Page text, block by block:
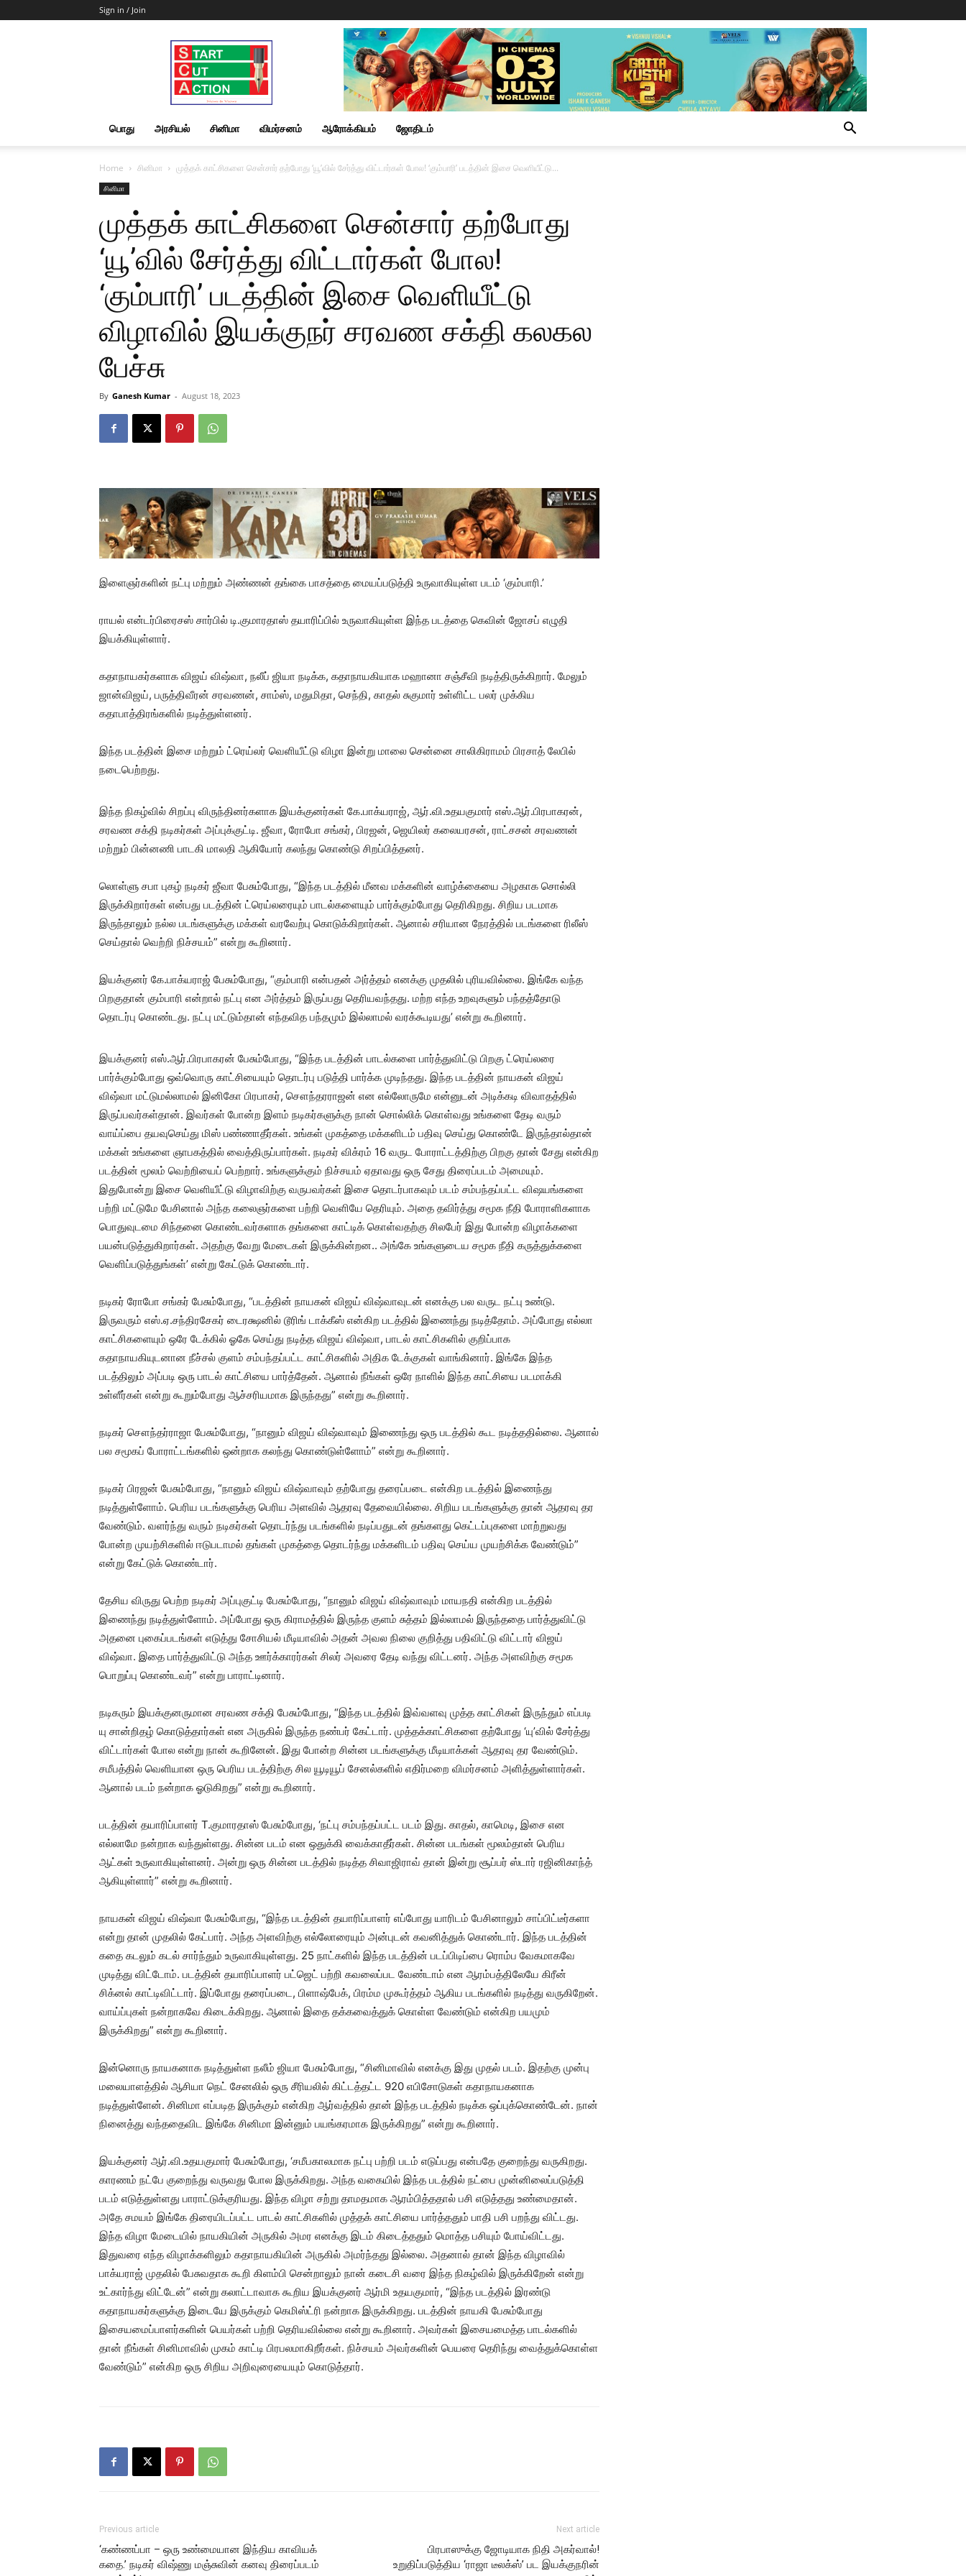
Sign in / Join
Start
Cut
Action
|
News
&
பொது அரசியல் சினிமா விமர்சனம் ஆரோக்கியம் ஜோதிடம்
Home சினிமா முத்தக் காட்சிகளை சென்சார் தற்போது ‘யூ’வில் சேர்த்து விட்டார்கள் போல! ‘கும்பாரி’ படத்தின் இசை வெளியீட்டு...
சினிமா
முத்தக் காட்சிகளை சென்சார் தற்போது
‘யூ’வில் சேர்த்து விட்டார்கள் போல!
‘கும்பாரி’ படத்தின் இசை வெளியீட்டு
விழாவில் இயக்குநர் சரவண சக்தி கலகல
பேச்சு
By Ganesh Kumar - August 18, 2023
இளைஞர்களின் நட்பு மற்றும் அண்ணன் தங்கை பாசத்தை மையப்படுத்தி உருவாகியுள்ள படம் ‘கும்பாரி.’
ராயல் என்டர்பிரைசஸ் சார்பில் டி.குமாரதாஸ் தயாரிப்பில் உருவாகியுள்ள இந்த படத்தை கெவின் ஜோசப் எழுதி
இயக்கியுள்ளார்.
கதாநாயகர்களாக விஜய் விஷ்வா, நலீப் ஜியா நடிக்க, கதாநாயகியாக மஹானா சஞ்சீவி நடித்திருக்கிறார். மேலும்
ஜான்விஜய், பருத்திவீரன் சரவணன், சாம்ஸ், மதுமிதா, செந்தி, காதல் சுகுமார் உள்ளிட்ட பலர் முக்கிய
கதாபாத்திரங்களில் நடித்துள்ளனர்.
இந்த படத்தின் இசை மற்றும் ட்ரெய்லர் வெளியீட்டு விழா இன்று மாலை சென்னை சாலிகிராமம் பிரசாத் லேபில்
நடைபெற்றது.
இந்த நிகழ்வில் சிறப்பு விருந்தினர்களாக இயக்குனர்கள் கே.பாக்யராஜ், ஆர்.வி.உதயகுமார் எஸ்.ஆர்.பிரபாகரன்,
சரவண சக்தி நடிகர்கள் அப்புக்குட்டி. ஜீவா, ரோபோ சங்கர், பிரஜன், ஜெயிலர் கலையரசன், ராட்சசன் சரவணன்
மற்றும் பின்னணி பாடகி மாலதி ஆகியோர் கலந்து கொண்டு சிறப்பித்தனர்.
லொள்ளு சபா புகழ் நடிகர் ஜீவா பேசும்போது, “இந்த படத்தில் மீனவ மக்களின் வாழ்க்கையை அழகாக சொல்லி
இருக்கிறார்கள் என்பது படத்தின் ட்ரெய்லரையும் பாடல்களையும் பார்க்கும்போது தெரிகிறது. சிறிய படமாக
இருந்தாலும் நல்ல படங்களுக்கு மக்கள் வரவேற்பு கொடுக்கிறார்கள். ஆனால் சரியான நேரத்தில் படங்களை ரிலீஸ்
செய்தால் வெற்றி நிச்சயம்” என்று கூறினார்.
இயக்குனர் கே.பாக்யராஜ் பேசும்போது, “கும்பாரி என்பதன் அர்த்தம் எனக்கு முதலில் புரியவில்லை. இங்கே வந்த
பிறகுதான் கும்பாரி என்றால் நட்பு என அர்த்தம் இருப்பது தெரியவந்தது. மற்ற எந்த உறவுகளும் பந்தத்தோடு
தொடர்பு கொண்டது. நட்பு மட்டும்தான் எந்தவித பந்தமும் இல்லாமல் வரக்கூடியது’ என்று கூறினார்.
இயக்குனர் எஸ்.ஆர்.பிரபாகரன் பேசும்போது, “இந்த படத்தின் பாடல்களை பார்த்துவிட்டு பிறகு ட்ரெய்லரை
பார்க்கும்போது ஒவ்வொரு காட்சியையும் தொடர்பு படுத்தி பார்க்க முடிந்தது. இந்த படத்தின் நாயகன் விஜய்
விஷ்வா மட்டுமல்லாமல் இனிகோ பிரபாகர், சௌந்தரராஜன் என எல்லோருமே என்னுடன் அடிக்கடி விவாதத்தில்
இருப்பவர்கள்தான். இவர்கள் போன்ற இளம் நடிகர்களுக்கு நான் சொல்லிக் கொள்வது உங்களை தேடி வரும்
வாய்ப்பை தயவுசெய்து மிஸ் பண்ணாதீர்கள். உங்கள் முகத்தை மக்களிடம் பதிவு செய்து கொண்டே இருந்தால்தான்
மக்கள் உங்களை ஞாபகத்தில் வைத்திருப்பார்கள். நடிகர் விக்ரம் 16 வருட போராட்டத்திற்கு பிறகு தான் சேது என்கிற
படத்தின் மூலம் வெற்றியைப் பெற்றார். உங்களுக்கும் நிச்சயம் ஏதாவது ஒரு சேது திரைப்படம் அமையும்.
இதுபோன்று இசை வெளியீட்டு விழாவிற்கு வருபவர்கள் இசை தொடர்பாகவும் படம் சம்பந்தப்பட்ட விஷயங்களை
பற்றி மட்டுமே பேசினால் அந்த கலைஞர்களை பற்றி வெளியே தெரியும். அதை தவிர்த்து சமூக நீதி போராளிகளாக
பொதுவுடமை சிந்தனை கொண்டவர்களாக தங்களை காட்டிக் கொள்வதற்கு சிலபேர் இது போன்ற விழாக்களை
பயன்படுத்துகிறார்கள். அதற்கு வேறு மேடைகள் இருக்கின்றன.. அங்கே உங்களுடைய சமூக நீதி கருத்துக்களை
வெளிப்படுத்துங்கள்’ என்று கேட்டுக் கொண்டார்.
நடிகர் ரோபோ சங்கர் பேசும்போது, “படத்தின் நாயகன் விஜய் விஷ்வாவுடன் எனக்கு பல வருட நட்பு உண்டு.
இருவரும் எஸ்.ஏ.சந்திரசேகர் டைரக்ஷனில் டூரிங் டாக்கீஸ் என்கிற படத்தில் இணைந்து நடித்தோம். அப்போது எல்லா
காட்சிகளையும் ஒரே டேக்கில் ஓகே செய்து நடித்த விஜய் விஷ்வா, பாடல் காட்சிகளில் குறிப்பாக
கதாநாயகியுடனான நீச்சல் குளம் சம்பந்தப்பட்ட காட்சிகளில் அதிக டேக்குகள் வாங்கினார். இங்கே இந்த
படத்திலும் அப்படி ஒரு பாடல் காட்சியை பார்த்தேன். ஆனால் நீங்கள் ஒரே நாளில் இந்த காட்சியை படமாக்கி
உள்ளீர்கள் என்று கூறும்போது ஆச்சரியமாக இருந்தது” என்று கூறினார்.
நடிகர் சௌந்தர்ராஜா பேசும்போது, “நானும் விஜய் விஷ்வாவும் இணைந்து ஒரு படத்தில் கூட நடித்ததில்லை. ஆனால்
பல சமூகப் போராட்டங்களில் ஒன்றாக கலந்து கொண்டுள்ளோம்” என்று கூறினார்.
நடிகர் பிரஜன் பேசும்போது, “நானும் விஜய் விஷ்வாவும் தற்போது தரைப்படை என்கிற படத்தில் இணைந்து
நடித்துள்ளோம். பெரிய படங்களுக்கு பெரிய அளவில் ஆதரவு தேவையில்லை. சிறிய படங்களுக்கு தான் ஆதரவு தர
வேண்டும். வளர்ந்து வரும் நடிகர்கள் தொடர்ந்து படங்களில் நடிப்பதுடன் தங்களது கெட்டப்புகளை மாற்றுவது
போன்ற முயற்சிகளில் ஈடுபடாமல் தங்கள் முகத்தை தொடர்ந்து மக்களிடம் பதிவு செய்ய முயற்சிக்க வேண்டும்”
என்று கேட்டுக் கொண்டார்.
தேசிய விருது பெற்ற நடிகர் அப்புகுட்டி பேசும்போது, “நானும் விஜய் விஷ்வாவும் மாயநதி என்கிற படத்தில்
இணைந்து நடித்துள்ளோம். அப்போது ஒரு கிராமத்தில் இருந்த குளம் சுத்தம் இல்லாமல் இருந்ததை பார்த்துவிட்டு
அதனை புகைப்படங்கள் எடுத்து சோசியல் மீடியாவில் அதன் அவல நிலை குறித்து பதிவிட்டு விட்டார் விஜய்
விஷ்வா. இதை பார்த்துவிட்டு அந்த ஊர்க்காரர்கள் சிலர் அவரை தேடி வந்து விட்டனர். அந்த அளவிற்கு சமூக
பொறுப்பு கொண்டவர்” என்று பாராட்டினார்.
நடிகரும் இயக்குனருமான சரவண சக்தி பேசும்போது, “இந்த படத்தில் இவ்வளவு முத்த காட்சிகள் இருந்தும் எப்படி
யு சான்றிதழ் கொடுத்தார்கள் என அருகில் இருந்த நண்பர் கேட்டார். முத்தக்காட்சிகளை தற்போது ‘யு’வில் சேர்த்து
விட்டார்கள் போல என்று நான் கூறினேன். இது போன்ற சின்ன படங்களுக்கு மீடியாக்கள் ஆதரவு தர வேண்டும்.
சமீபத்தில் வெளியான ஒரு பெரிய படத்திற்கு சில யூடியூப் சேனல்களில் எதிர்மறை விமர்சனம் அளித்துள்ளார்கள்.
ஆனால் படம் நன்றாக ஓடுகிறது” என்று கூறினார்.
படத்தின் தயாரிப்பாளர் T.குமாரதாஸ் பேசும்போது, ‘நட்பு சம்பந்தப்பட்ட படம் இது. காதல், காமெடி, இசை என
எல்லாமே நன்றாக வந்துள்ளது. சின்ன படம் என ஒதுக்கி வைக்காதீர்கள். சின்ன படங்கள் மூலம்தான் பெரிய
ஆட்கள் உருவாகியுள்ளனர். அன்று ஒரு சின்ன படத்தில் நடித்த சிவாஜிராவ் தான் இன்று சூப்பர் ஸ்டார் ரஜினிகாந்த்
ஆகியுள்ளார்” என்று கூறினார்.
நாயகன் விஜய் விஷ்வா பேசும்போது, “இந்த படத்தின் தயாரிப்பாளர் எப்போது யாரிடம் பேசினாலும் சாப்பிட்டீர்களா
என்று தான் முதலில் கேட்பார். அந்த அளவிற்கு எல்லோரையும் அன்புடன் கவனித்துக் கொண்டார். இந்த படத்தின்
கதை கடலும் கடல் சார்ந்தும் உருவாகியுள்ளது. 25 நாட்களில் இந்த படத்தின் படப்பிடிப்பை ரொம்ப வேகமாகவே
முடித்து விட்டோம். படத்தின் தயாரிப்பாளர் பட்ஜெட் பற்றி கவலைப்பட வேண்டாம் என ஆரம்பத்திலேயே கிரீன்
சிக்னல் காட்டிவிட்டார். இப்போது தரைப்படை, பிளாஷ்பேக், பிரம்ம முகூர்த்தம் ஆகிய படங்களில் நடித்து வருகிறேன்.
வாய்ப்புகள் நன்றாகவே கிடைக்கிறது. ஆனால் இதை தக்கவைத்துக் கொள்ள வேண்டும் என்கிற பயமும்
இருக்கிறது” என்று கூறினார்.
இன்னொரு நாயகனாக நடித்துள்ள நலீம் ஜியா பேசும்போது, “சினிமாவில் எனக்கு இது முதல் படம். இதற்கு முன்பு
மலையாளத்தில் ஆசியா நெட் சேனலில் ஒரு சீரியலில் கிட்டத்தட்ட 920 எபிசோடுகள் கதாநாயகனாக
நடித்துள்ளேன். சினிமா எப்படித இருக்கும் என்கிற ஆர்வத்தில் தான் இந்த படத்தில் நடிக்க ஒப்புக்கொண்டேன். நான்
நினைத்து வந்ததைவிட இங்கே சினிமா இன்னும் பயங்கரமாக இருக்கிறது” என்று கூறினார்.
இயக்குனர் ஆர்.வி.உதயகுமார் பேசும்போது, ‘சமீபகாலமாக நட்பு பற்றி படம் எடுப்பது என்பதே குறைந்து வருகிறது.
காரணம் நட்பே குறைந்து வருவது போல இருக்கிறது. அந்த வகையில் இந்த படத்தில் நட்பை முன்னிலைப்படுத்தி
படம் எடுத்துள்ளது பாராட்டுக்குரியது. இந்த விழா சற்று தாமதமாக ஆரம்பித்ததால் பசி எடுத்தது உண்மைதான்.
அதே சமயம் இங்கே திரையிடப்பட்ட பாடல் காட்சிகளில் முத்தக் காட்சியை பார்த்ததும் பாதி பசி பறந்து விட்டது.
இந்த விழா மேடையில் நாயகியின் அருகில் அமர எனக்கு இடம் கிடைத்ததும் மொத்த பசியும் போய்விட்டது.
இதுவரை எந்த விழாக்களிலும் கதாநாயகியின் அருகில் அமர்ந்தது இல்லை. அதனால் தான் இந்த விழாவில்
பாக்யராஜ் முதலில் பேசுவதாக கூறி கிளம்பி சென்றாலும் நான் கடைசி வரை இந்த நிகழ்வில் இருக்கிறேன் என்று
உட்கார்ந்து விட்டேன்” என்று கலாட்டாவாக கூறிய இயக்குனர் ஆர்மி உதயகுமார், “இந்த படத்தில் இரண்டு
கதாநாயகர்களுக்கு இடையே இருக்கும் கெமிஸ்ட்ரி நன்றாக இருக்கிறது. படத்தின் நாயகி பேசும்போது
இசையமைப்பாளர்களின் பெயர்கள் பற்றி தெரியவில்லை என்று கூறினார். அவர்கள் இசையமைத்த பாடல்களில்
தான் நீங்கள் சினிமாவில் முகம் காட்டி பிரபலமாகிறீர்கள். நிச்சயம் அவர்களின் பெயரை தெரிந்து வைத்துக்கொள்ள
வேண்டும்” என்கிற ஒரு சிறிய அறிவுரையையும் கொடுத்தார்.
Previous article
‘கண்ணப்பா – ஒரு உண்மையான இந்திய காவியக்
கதை.’ நடிகர் விஷ்ணு மஞ்சுவின் கனவு திரைப்படம்
Next article
பிரபாஸுக்கு ஜோடியாக நிதி அகர்வால்!
உறுதிப்படுத்திய ‘ராஜா டீலக்ஸ்’ பட இயக்குநரின்